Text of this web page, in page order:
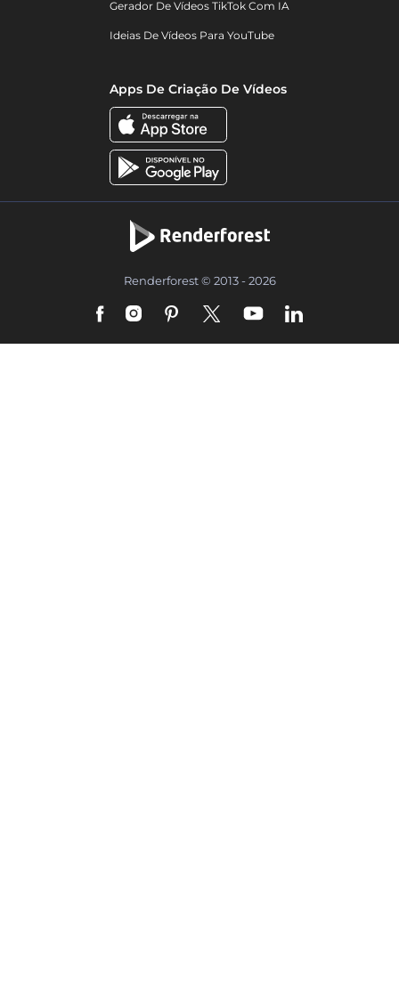
Gerador De Vídeos TikTok Com IA
Ideias De Vídeos Para YouTube
Apps De Criação De Vídeos
Renderforest © 2013 - 2026